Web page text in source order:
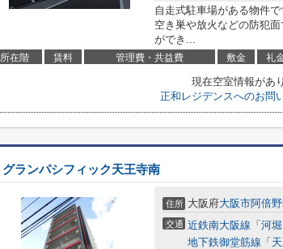
自走式駐車場がある物件
空き巣や放火などの防犯
ができ...
所在階 賃料 管理費・共益費 敷金 礼
現在空室情報があ
正和レジデンスへのお問
グランパシフィック天王寺南
住所 大阪府大阪市阿倍
交通 近鉄南大阪線 「 河堀
地下鉄御堂筋線 「